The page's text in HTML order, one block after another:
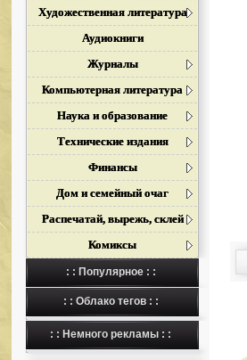
Художественная литература
Аудиокниги
Журналы
Компьютерная литература
Наука и образование
Технические издания
Финансы
Дом и семейный очаг
Распечатай, вырежь, склей
Комиксы
: : Популярное : :
: : Облако тегов : :
: : Немного рекламы : :